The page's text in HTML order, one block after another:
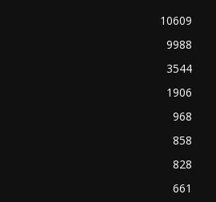
10609
9988
3544
1906
968
858
828
661